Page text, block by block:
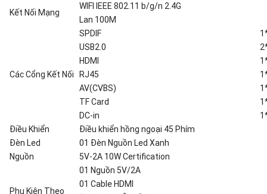
Kết Nối Mạng
WIFI IEEE 802.11 b/g/n 2.4G
Lan 100M
Các Cổng Kết Nối
SPDIF
USB2.0
HDMI
RJ45
AV(CVBS)
TF Card
DC-in
Điều Khiển
Điều khiển hồng ngoại 45 Phím
Đèn Led
01 Đèn Nguồn Led Xanh
Nguồn
5V-2A 10W Certification
Phụ Kiện Theo
01 Nguồn 5V/2A
01 Cable HDMI